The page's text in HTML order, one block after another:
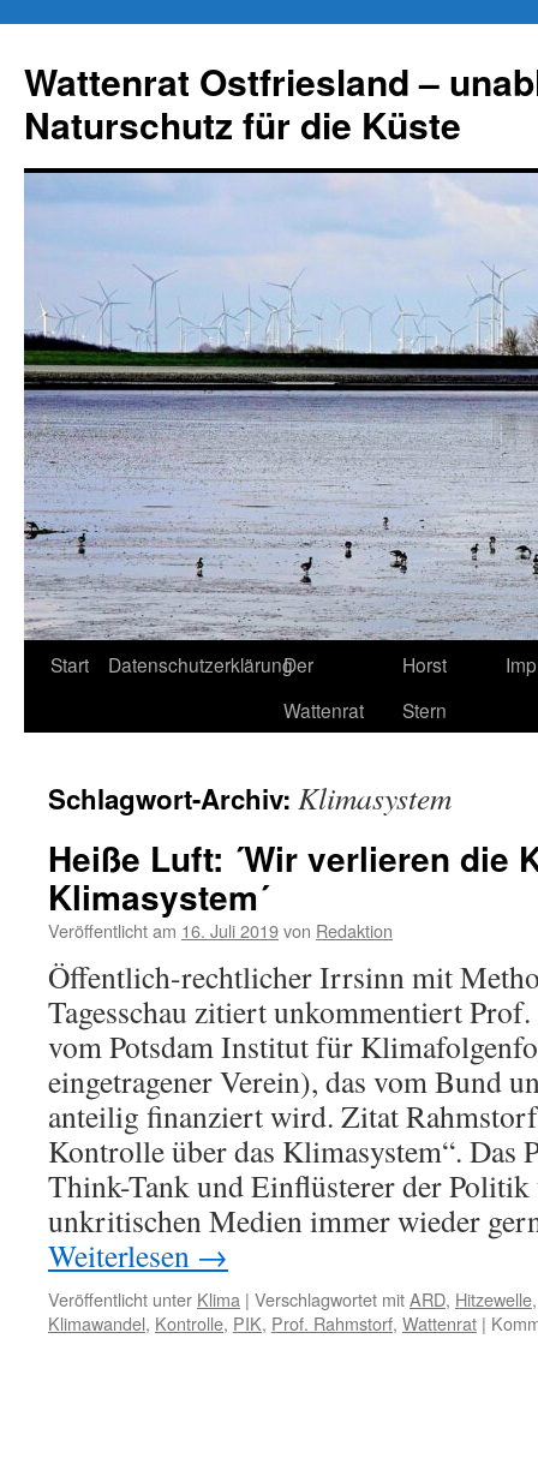
springen
Wattenrat Ostfriesland –
Naturschutz für die Küste
Start DatenschutzerklärungDer
Wattenrat
Horst
Stern
Schlagwort-Archiv: Klimasystem
Heiße Luft: ´Wir verlieren die
Klimasystem´
Veröffentlicht am 16. Juli 2019von Redaktion
Öffentlich-rechtlicher Irrsinn mit
Tagesschau zitiert unkommentiert
vom Potsdam Institut für
eingetragener Verein), das vom Bund
anteilig finanziert wird. Zitat
Kontrolle über das Klimasystem“.
Think-Tank und Einflüsterer der
unkritischen Medien immer wieder
Weiterlesen →
Veröffentlicht unter Klima | Verschlagwortet mitARD, Hitzewelle
Klimawandel, Kontrolle, PIK, Prof. Rahmstorf, Wattenrat |